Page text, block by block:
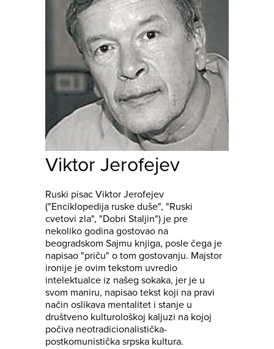
Viktor Jerofejev
Ruski pisac Viktor Jerofejev
("Enciklopedija ruske duše", "Ruski
cvetovi zla", "Dobri Staljin") je pre
nekoliko godina gostovao na
beogradskom Sajmu knjiga, posle čega je
napisao "priču" o tom gostovanju. Majstor
ironije je ovim tekstom uvredio
intelektualce iz našeg sokaka, jer je u
svom maniru, napisao tekst koji na pravi
način oslikava mentalitet i stanje u
društveno kulturološkoj kaljuzi na kojoj
počiva neotradicionalistička-
postkomunistička srpska kultura.